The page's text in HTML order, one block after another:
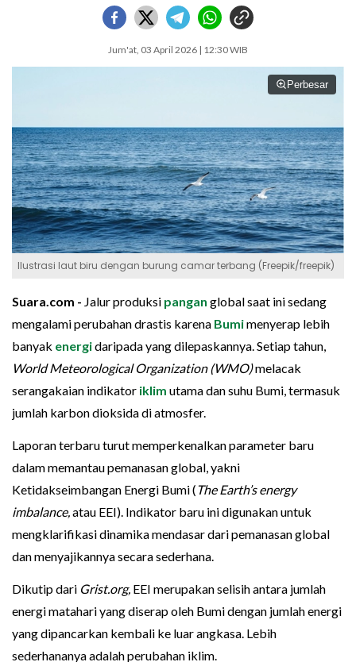
Jum'at, 03 April 2026 | 12:30 WIB
Perbesar
Ilustrasi laut biru dengan burung camar terbang (Freepik/freepik)
Suara.com - Jalur produksi pangan global saat ini sedang
mengalami perubahan drastis karena Bumimenyerap lebih
banyak energidaripada yang dilepaskannya. Setiap tahun,
World Meteorological Organization (WMO)melacak
serangakaian indikator iklim utama dan suhu Bumi, termasuk
jumlah karbon dioksida di atmosfer.
Laporan terbaru turut memperkenalkan parameter baru
dalam memantau pemanasan global, yakni
Ketidakseimbangan Energi Bumi (The Earth’s energy
imbalance, atau EEI). Indikator baru ini digunakan untuk
mengklarifikasi dinamika mendasar dari pemanasan global
dan menyajikannya secara sederhana.
Dikutip dari Grist.org, EEI merupakan selisih antara jumlah
energi matahari yang diserap oleh Bumi dengan jumlah energi
yang dipancarkan kembali ke luar angkasa. Lebih
sederhananya adalah perubahan iklim.